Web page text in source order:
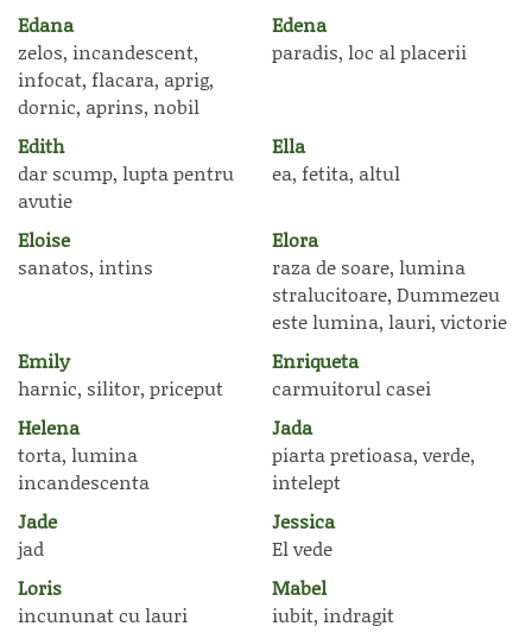
Edana
zelos, incandescent,
infocat, flacara, aprig,
dornic, aprins, nobil
Edena
paradis, loc al placerii
Edith
dar scump, lupta pentru
avutie
Ella
ea, fetita, altul
Eloise
sanatos, intins
Elora
raza de soare, lumina
stralucitoare, Dummezeu
este lumina, lauri, victorie
Emily
harnic, silitor, priceput
Enriqueta
carmuitorul casei
Helena
torta, lumina
incandescenta
Jada
piarta pretioasa, verde,
intelept
Jade
jad
Jessica
El vede
Loris
incununat cu lauri
Mabel
iubit, indragit